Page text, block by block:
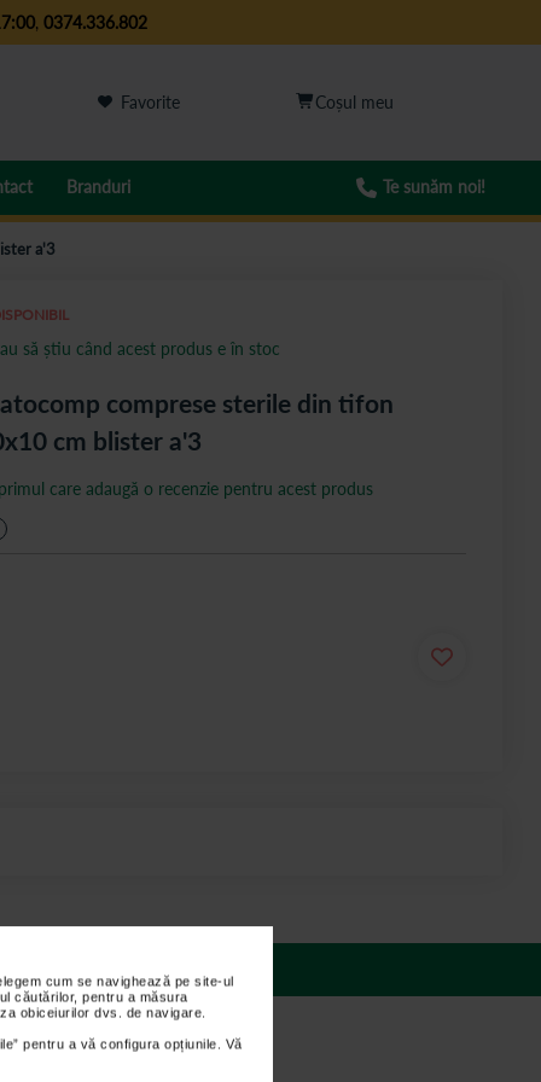
cum se navighează pe site-ul
căutărilor, pentru a măsura
obiceiurilor dvs. de navigare.
pentru a vă configura opțiunile. Vă
, 0374.336.802
Favorite
Branduri Te sunăm noi!
a'3
comprese sterile din tifon
cm blister a'3
care adaugă o recenzie pentru acest produs
să știu când acest produs e în stoc